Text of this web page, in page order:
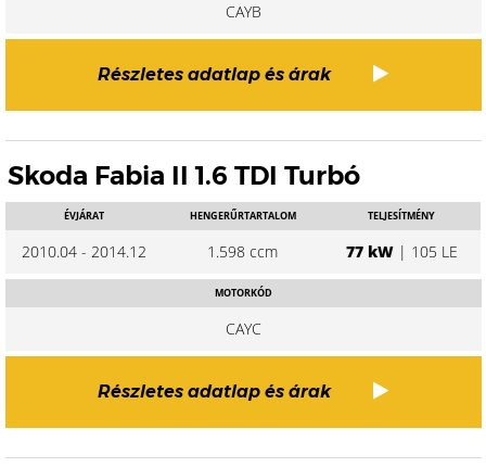
CAYB
Részletes adatlap és árak
Skoda Fabia II 1.6 TDI Turbó
ÉVJÁRAT
2010.04 - 2014.12
HENGERŰRTARTALOM
1.598 ccm
TELJESÍTMÉNY
77 kW| 105 LE
MOTORKÓD
CAYC
Részletes adatlap és árak